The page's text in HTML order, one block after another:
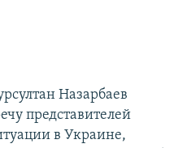
Назарбаев
представителей
в Украине,